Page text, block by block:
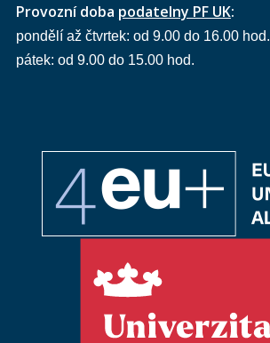
Provozní doba podatelny PF UK:
pondělí až čtvrtek: od 9.00 do 16.00 hod.
pátek: od 9.00 do 15.00 hod.